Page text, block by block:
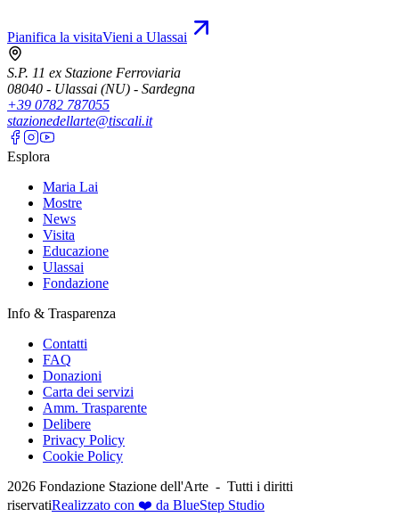
Pianifica la visitaVieni a Ulassai
S.P. 11 ex Stazione Ferroviaria
08040 - Ulassai (NU) - Sardegna
+39 0782 787055
stazionedellarte@tiscali.it
Esplora
Maria Lai
Mostre
News
Visita
Educazione
Ulassai
Fondazione
Info & Trasparenza
Contatti
FAQ
Donazioni
Carta dei servizi
Amm. Trasparente
Delibere
Privacy Policy
Cookie Policy
2026 Fondazione Stazione dell'Arte - Tutti i diritti
riservatiRealizzato con ❤️ da BlueStep Studio